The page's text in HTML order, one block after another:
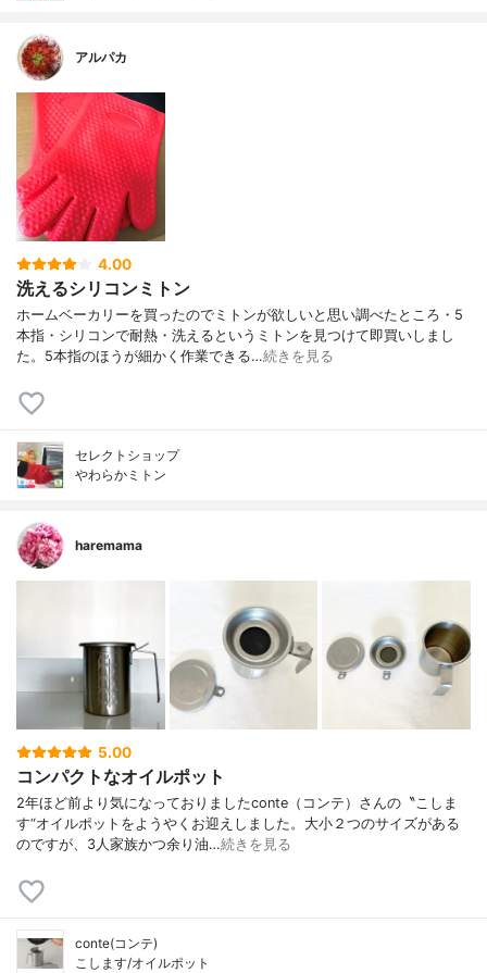
アルパカ
4.00
洗えるシリコンミトン
ホームベーカリーを買ったのでミトンが欲しいと思い調べたところ・5
本指・シリコンで耐熱・洗えるというミトンを見つけて即買いしまし
た。5本指のほうが細かく作業できる…続きを見る
セレクトショップ
やわらかミトン
haremama
5.00
コンパクトなオイルポット
2年ほど前より気になっておりましたconte（コンテ）さんの〝こしま
す“オイルポットをようやくお迎えしました。大小２つのサイズがある
のですが、3人家族かつ余り油…続きを見る
conte(コンテ)
こします/オイルポット